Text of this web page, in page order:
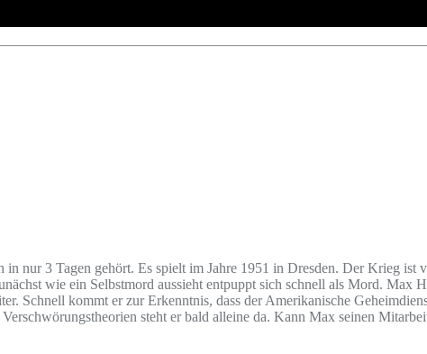
nur 3 Tagen gehört. Es spielt im Jahre 1951 in Dresden. Der Krieg
wie ein Selbstmord aussieht entpuppt sich schnell als Mord.
Schnell kommt er zur Erkenntnis, dass der Amerikanische
steht er bald alleine da. Kann Max seinen